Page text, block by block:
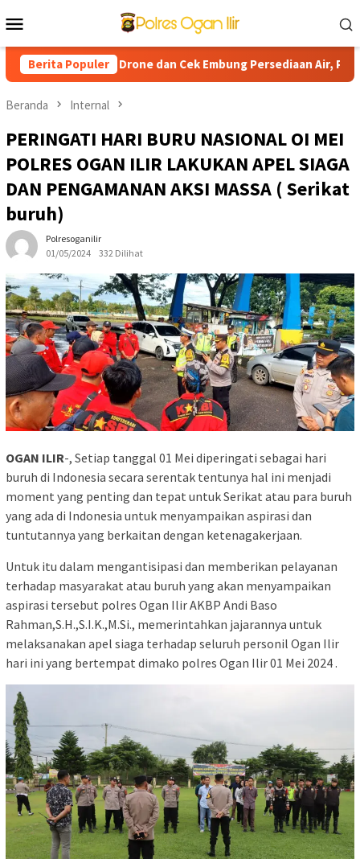
ke
Mobile
Berita Populer
Drone dan Cek Embung Persediaan Air, Perkuat
Beranda Internal
PERINGATI HARI BURU NASIONAL OI MEI
POLRES OGAN ILIR LAKUKAN APEL SIAGA
DAN PENGAMANAN AKSI MASSA ( Serikat
buruh)
Polresoganilir
01/05/2024
332 Dilihat
OGAN ILIR-, Setiap tanggal 01 Mei diperingati sebagai hari
buruh di Indonesia secara serentak tentunya hal ini menjadi
moment yang penting dan tepat untuk Serikat atau para buruh
yang ada di Indonesia untuk menyampaikan aspirasi dan
tuntutannya yang berkaitan dengan ketenagakerjaan.
Untuk itu dalam mengantisipasi dan memberikan pelayanan
terhadap masyarakat atau buruh yang akan menyampaikan
aspirasi tersebut polres Ogan Ilir AKBP Andi Baso
Rahman,S.H.,S.I.K.,M.Si., memerintahkan jajarannya untuk
melaksanakan apel siaga terhadap seluruh personil Ogan Ilir
hari ini yang bertempat dimako polres Ogan Ilir 01 Mei 2024 .